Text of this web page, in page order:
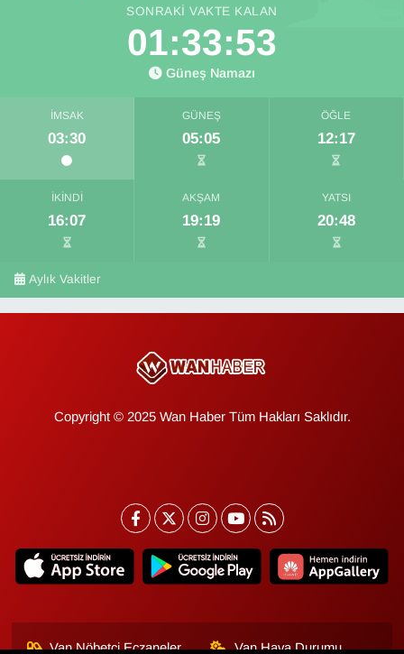
SONRAKI VAKTE KALAN
01:33:52
Güneş Namazı
İMSAK
03:30
GÜNEŞ
05:05
ÖĞLE
12:17
İKINDI
16:07
AKŞAM
19:19
YATSI
20:48
Aylık Vakitler
Copyright © 2025 Wan Haber Tüm Hakları Saklıdır.
Van Nöbetçi Eczaneler Van Hava Durumu